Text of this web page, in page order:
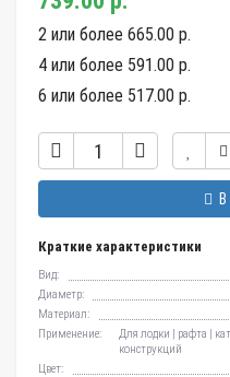
2 или более 665.00 р.
4 или более 591.00 р.
6 или более 517.00 р.
Краткие характеристики
Вид:
Диаметр:
Материал:
Применение:
Для лодки | рафта |
конструкций
Цвет: